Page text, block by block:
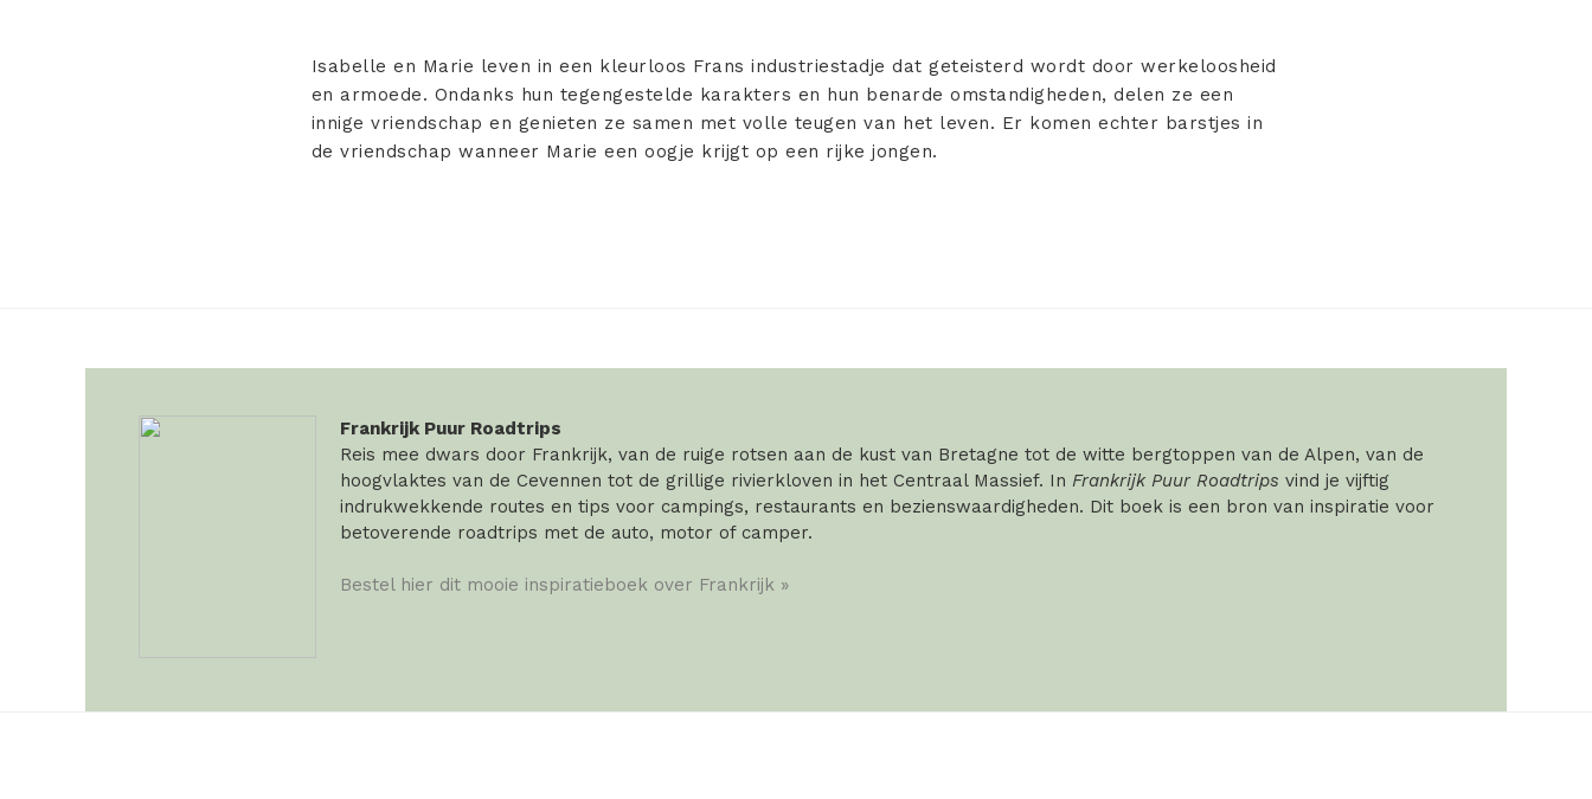
Isabelle en Marie leven in een kleurloos Frans industriestadje dat geteisterd wordt door werkeloosheid
en armoede. Ondanks hun tegengestelde karakters en hun benarde omstandigheden, delen ze een
innige vriendschap en genieten ze samen met volle teugen van het leven. Er komen echter barstjes in
de vriendschap wanneer Marie een oogje krijgt op een rijke jongen.
Frankrijk Puur Roadtrips
Reis mee dwars door Frankrijk, van de ruige rotsen aan de kust van Bretagne tot de witte bergtoppen van de Alpen, van de
hoogvlaktes van de Cevennen tot de grillige rivierkloven in het Centraal Massief. In Frankrijk Puur Roadtrips vind je vijftig
indrukwekkende routes en tips voor campings, restaurants en bezienswaardigheden. Dit boek is een bron van inspiratie voor
betoverende roadtrips met de auto, motor of camper.
Bestel hier dit mooie inspiratieboek over Frankrijk »